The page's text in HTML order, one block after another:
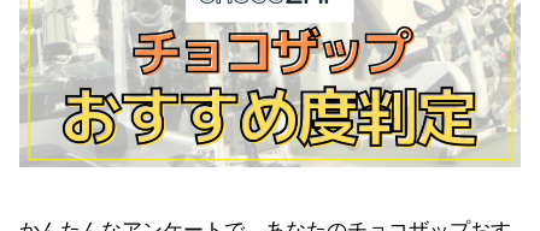
かんたんなアンケートで、あなたのチョコザップおす